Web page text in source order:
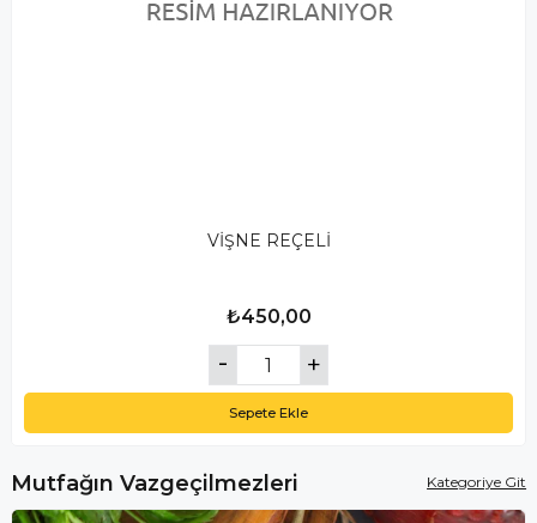
VİŞNE REÇELİ
₺450,00
Sepete Ekle
Mutfağın Vazgeçilmezleri Kategoriye Git